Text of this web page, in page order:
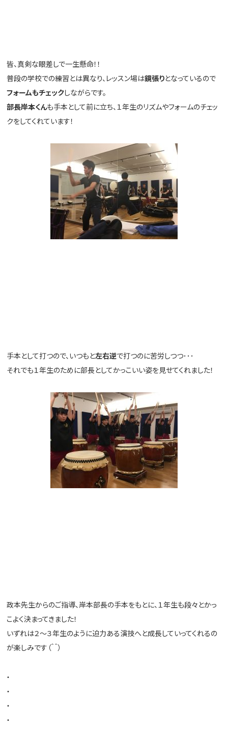
皆、真剣な眼差しで一生懸命！！
普段の学校での練習とは異なり、レッスン場は鏡張りとなっているので
フォームもチェックしながらです。
部長岸本くんも手本として前に立ち、１年生のリズムやフォームのチェッ
クをしてくれています！
手本として打つので、いつもと左右逆で打つのに苦労しつつ･･･
それでも１年生のために部長としてかっこいい姿を見せてくれました！
政本先生からのご指導、岸本部長の手本をもとに、１年生も段々とかっ
こよく決まってきました！
いずれは２～３年生のように迫力ある演技へと成長していってくれるの
が楽しみです（＾＾）
・
・
・
・